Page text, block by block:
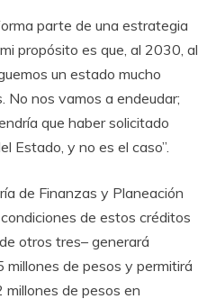
parte de una estrategia
propósito es que, al 2030, al
un estado mucho
No nos vamos a endeudar;
que haber solicitado
Estado, y no es el caso”.
de Finanzas y Planeación
de estos créditos
otros tres– generará
de pesos y permitirá
de pesos en